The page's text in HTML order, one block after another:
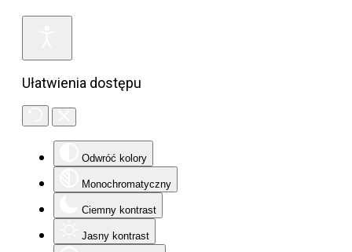
Ułatwienia dostępu
Odwróć kolory
Monochromatyczny
Ciemny kontrast
Jasny kontrast